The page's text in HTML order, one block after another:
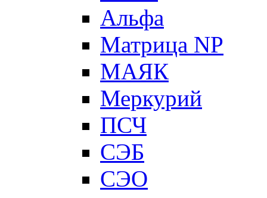
Альфа
Матрица NP
МАЯК
Меркурий
ПСЧ
СЭБ
СЭО